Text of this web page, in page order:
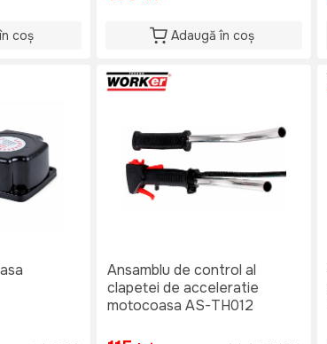
coș Adaugă în coș
Ansamblu de control al
clapetei de acceleratie
motocoasa AS-TH012